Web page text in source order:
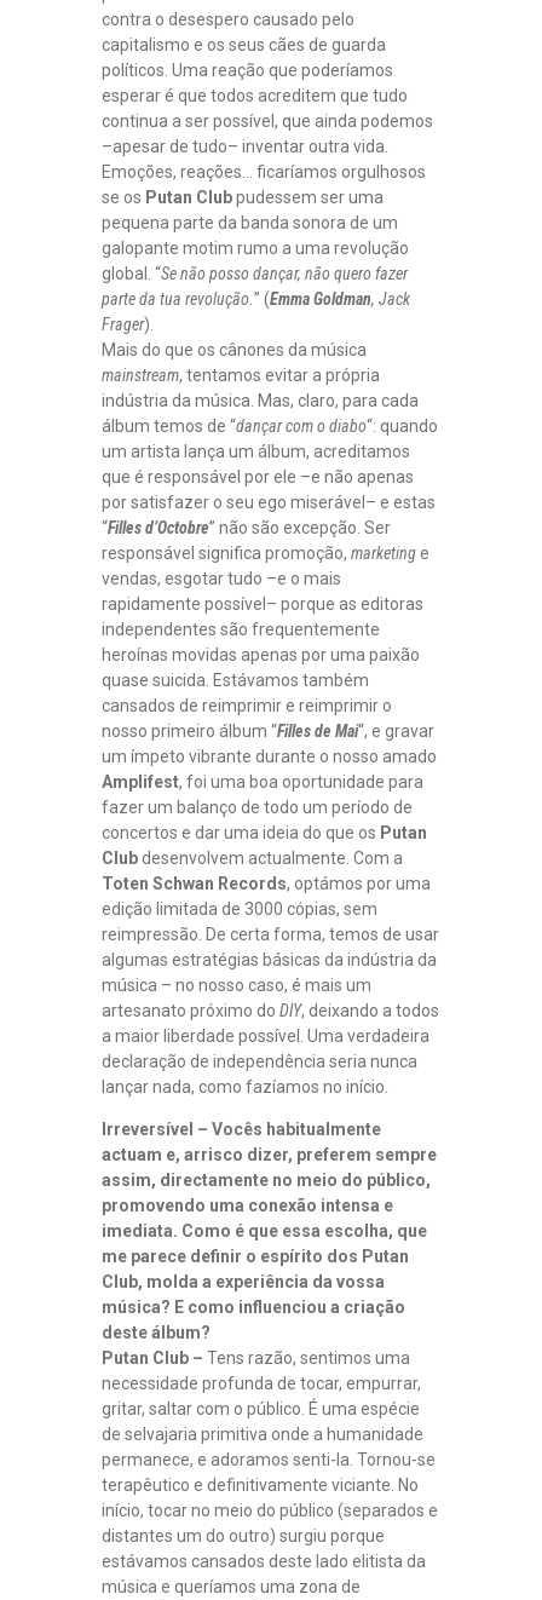
contra o desespero causado pelo
capitalismo e os seus cães de guarda
políticos. Uma reação que poderíamos
esperar é que todos acreditem que tudo
continua a ser possível, que ainda podemos
–apesar de tudo– inventar outra vida.
Emoções, reações… ficaríamos orgulhosos
se os Putan Clubpudessem ser uma
pequena parte da banda sonora de um
galopante motim rumo a uma revolução
global. “Se não posso dançar, não quero fazer
parte da tua revolução. ” (Emma Goldman, Jack
Frager).
Mais do que os cânones da música
mainstream, tentamos evitar a própria
indústria da música. Mas, claro, para cada
álbum temos de “dançar com o diabo“: quando
um artista lança um álbum, acreditamos
que é responsável por ele –e não apenas
por satisfazer o seu ego miserável– e estas
“Filles d’Octobre” não são excepção. Ser
responsável significa promoção, marketinge
vendas, esgotar tudo –e o mais
rapidamente possível– porque as editoras
independentes são frequentemente
heroínas movidas apenas por uma paixão
quase suicida. Estávamos também
cansados de reimprimir e reimprimir o
nosso primeiro álbum “Filles de Mai“, e gravar
um ímpeto vibrante durante o nosso amado
Amplifest, foi uma boa oportunidade para
fazer um balanço de todo um período de
concertos e dar uma ideia do que os Putan
Club desenvolvem actualmente. Com a
Toten Schwan Records, optámos por uma
edição limitada de 3000 cópias, sem
reimpressão. De certa forma, temos de usar
algumas estratégias básicas da indústria da
música – no nosso caso, é mais um
artesanato próximo do DIY, deixando a todos
a maior liberdade possível. Uma verdadeira
declaração de independência seria nunca
lançar nada, como fazíamos no início.
Irreversível – Vocês habitualmente
actuam e, arrisco dizer, preferem sempre
assim, directamente no meio do público,
promovendo uma conexão intensa e
imediata. Como é que essa escolha, que
me parece definir o espírito dos Putan
Club, molda a experiência da vossa
música? E como influenciou a criação
deste álbum?
Putan Club – Tens razão, sentimos uma
necessidade profunda de tocar, empurrar,
gritar, saltar com o público. É uma espécie
de selvajaria primitiva onde a humanidade
permanece, e adoramos senti-la. Tornou-se
terapêutico e definitivamente viciante. No
início, tocar no meio do público (separados e
distantes um do outro) surgiu porque
estávamos cansados deste lado elitista da
música e queríamos uma zona de